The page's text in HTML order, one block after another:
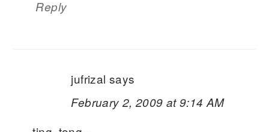
Reply
jufrizal says
February 2, 2009 at 9:14 AM